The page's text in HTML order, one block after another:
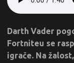
Darth Vader
Fortniteu se
igrače. Na